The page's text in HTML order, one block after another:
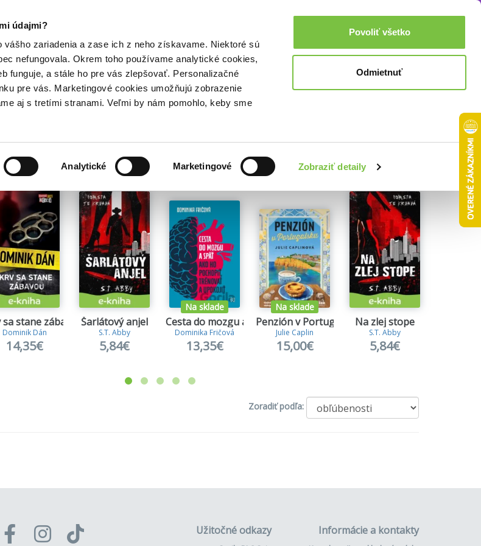
údajmi?
zariadenia a zase ich z neho získavame. Niektoré sú
nefungovala. Okrem toho používame analytické cookies,
funguje, a stále ho pre vás zlepšovať. Personalizačné
pre vás. Marketingové cookies umožňujú zobrazenie
aj s tretími stranami. Veľmi by nám pomohlo, keby sme
Analytické Marketingové Zobraziť detaily
Povoliť všetko
Odmietnuť
Doplnky Prihlásenie 0,00€
Akcie a zľavy
sa stane zábavou
Dominik Dán
14,35€
Šarlátový anjel
S.T. Abby
5,84€
Na sklade
Cesta do mozgu a späť
Dominika Fričová
13,35€
Na sklade
Penzión v Portugalsku
Julie Caplin
15,00€
Na zlej stope
S.T. Abby
5,84€
Zoradiť podľa:
Užitočné odkazy Informácie a kontakty